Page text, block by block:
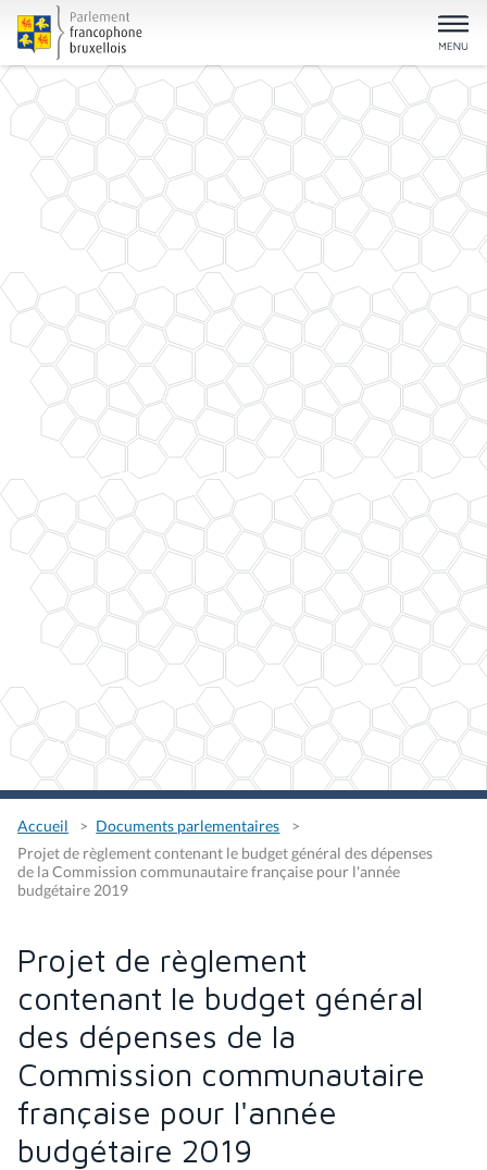
Accueil
Documents parlementaires
Projet de règlement contenant le budget général des dépenses
de la Commission communautaire française pour l'année
budgétaire 2019
Projet de règlement
contenant le budget général
des dépenses de la
Commission communautaire
française pour l'année
budgétaire 2019